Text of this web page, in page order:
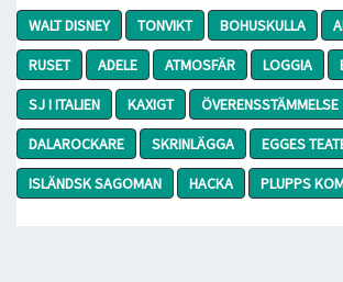
WALT DISNEY TONVIKT BOHUSKULLA
RUSET
ADELE ATMOSFÄR LOGGIA
SJ I ITALIEN
KAXIGT ÖVERENSSTÄMMELSE
DALAROCKARE
SKRINLÄGGA
EGGES
ISLÄNDSK SAGOMAN
HACKA PLUPPS